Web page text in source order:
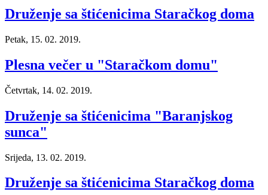
Druženje sa štićenicima Staračkog doma
Petak, 15. 02. 2019.
Plesna večer u "Staračkom domu"
Četvrtak, 14. 02. 2019.
Druženje sa štićenicima "Baranjskog
sunca"
Srijeda, 13. 02. 2019.
Druženje sa štićenicima Staračkog doma